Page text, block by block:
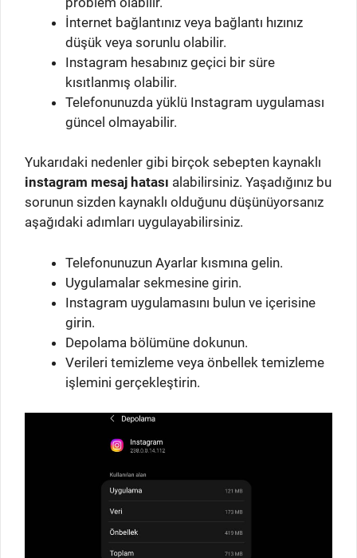
İnternet bağlantınız veya bağlantı hızınız
düşük veya sorunlu olabilir.
Instagram hesabınız geçici bir süre
kısıtlanmış olabilir.
Telefonunuzda yüklü Instagram uygulaması
güncel olmayabilir.
Yukarıdaki nedenler gibi birçok sebepten kaynaklı
instagram mesaj hatası alabilirsiniz. Yaşadığınız bu
sorunun sizden kaynaklı olduğunu düşünüyorsanız
aşağıdaki adımları uygulayabilirsiniz.
Telefonunuzun Ayarlar kısmına gelin.
Uygulamalar sekmesine girin.
Instagram uygulamasını bulun ve içerisine
girin.
Depolama bölümüne dokunun.
Verileri temizleme veya önbellek temizleme
işlemini gerçekleştirin.